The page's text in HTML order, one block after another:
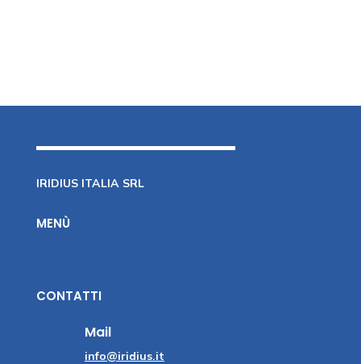
IRIDIUS ITALIA SRL
MENÙ
CONTATTI
Mail
info@iridius.it